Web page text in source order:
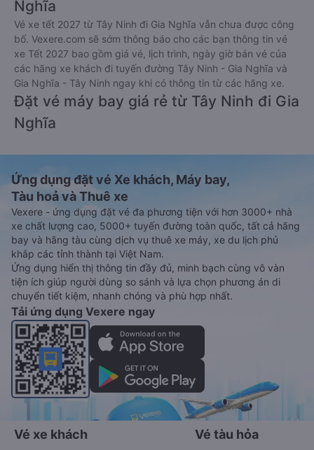
Nghĩa
Vé xe tết 2027 từ Tây Ninh đi Gia Nghĩa vẫn chưa được công
bố. Vexere.com sẽ sớm thông báo cho các bạn thông tin vé
xe Tết 2027 bao gồm giá vé, lịch trình, ngày giờ bán vé của
các hãng xe khách đi tuyến đường Tây Ninh - Gia Nghĩa và
Gia Nghĩa - Tây Ninh ngay khi có thông tin từ các hãng xe.
Đặt vé máy bay giá rẻ từ Tây Ninh đi Gia
Nghĩa
Ứng dụng đặt vé Xe khách, Máy bay,
Tàu hoả và Thuê xe
Vexere - ứng dụng đặt vé đa phương tiện với hơn 3000+ nhà
xe chất lượng cao, 5000+ tuyến đường toàn quốc, tất cả hãng
bay và hãng tàu cùng dịch vụ thuê xe máy, xe du lịch phủ
khắp các tỉnh thành tại Việt Nam.
Ứng dụng hiển thị thông tin đầy đủ, minh bạch cùng vô vàn
tiện ích giúp người dùng so sánh và lựa chọn phương án di
chuyển tiết kiệm, nhanh chóng và phù hợp nhất.
Tải ứng dụng Vexere ngay
Vé xe khách Vé tàu hỏa